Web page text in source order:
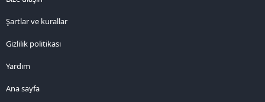
Şartlar ve kurallar
Gizlilik politikası
Yardım
Ana sayfa